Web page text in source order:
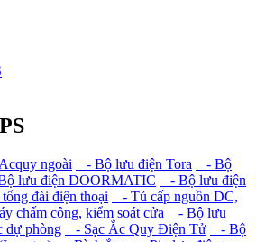
ngoài - Bộ lưu điện Tora
- Bộ
lưu điện DOORMATIC
- Bộ lưu điện
đài điện thoại
- Tủ cấp nguồn DC,
chấm công, kiểm soát cửa
- Bộ lưu
dự phòng - Sạc Ắc Quy Điện Tử
- Bộ